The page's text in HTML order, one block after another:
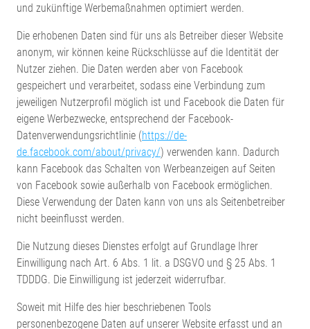
und zukünftige Werbemaßnahmen optimiert werden.
Die erhobenen Daten sind für uns als Betreiber dieser Website
anonym, wir können keine Rückschlüsse auf die Identität der
Nutzer ziehen. Die Daten werden aber von Facebook
gespeichert und verarbeitet, sodass eine Verbindung zum
jeweiligen Nutzerprofil möglich ist und Facebook die Daten für
eigene Werbezwecke, entsprechend der Facebook-
Datenverwendungsrichtlinie (https://de-
de.facebook.com/about/privacy/) verwenden kann. Dadurch
kann Facebook das Schalten von Werbeanzeigen auf Seiten
von Facebook sowie außerhalb von Facebook ermöglichen.
Diese Verwendung der Daten kann von uns als Seitenbetreiber
nicht beeinflusst werden.
Die Nutzung dieses Dienstes erfolgt auf Grundlage Ihrer
Einwilligung nach Art. 6 Abs. 1 lit. a DSGVO und § 25 Abs. 1
TDDDG. Die Einwilligung ist jederzeit widerrufbar.
Soweit mit Hilfe des hier beschriebenen Tools
personenbezogene Daten auf unserer Website erfasst und an